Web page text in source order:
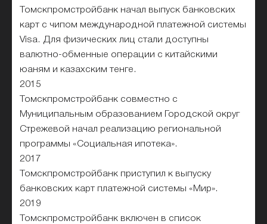
Томскпромстройбанк начал выпуск банковских
карт с чипом международной платежной системы
Visa. Для физических лиц стали доступны
валютно-обменные операции с китайскими
юаням и казахским тенге.
2015
Томскпромстройбанк совместно с
Муниципальным образованием Городской округ
Стрежевой начал реализацию региональной
программы «Социальная ипотека».
2017
Томскпромстройбанк приступил к выпуску
банковских карт платежной системы «Мир».
2019
Томскпромстройбанк включен в список